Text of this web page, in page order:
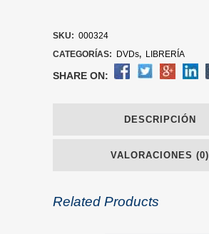
SKU: 000324
CATEGORÍAS:
DVDs, LIBRERÍA
SHARE ON:
DESCRIPCIÓN
VALORACIONES (0)
Related Products